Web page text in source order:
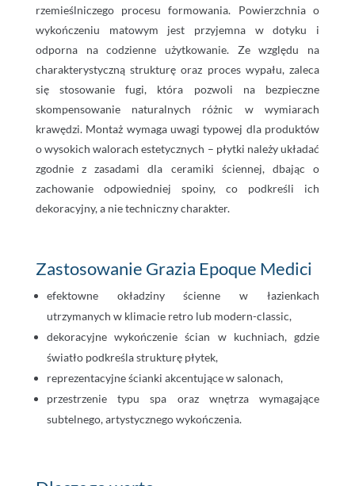
rzemieślniczego procesu formowania. Powierzchnia o
wykończeniu matowym jest przyjemna w dotyku i
odporna na codzienne użytkowanie. Ze względu na
charakterystyczną strukturę oraz proces wypału, zaleca
się stosowanie fugi, która pozwoli na bezpieczne
skompensowanie naturalnych różnic w wymiarach
krawędzi. Montaż wymaga uwagi typowej dla produktów
o wysokich walorach estetycznych – płytki należy układać
zgodnie z zasadami dla ceramiki ściennej, dbając o
zachowanie odpowiedniej spoiny, co podkreśli ich
dekoracyjny, a nie techniczny charakter.
Zastosowanie Grazia Epoque Medici
efektowne okładziny ścienne w łazienkach
utrzymanych w klimacie retro lub modern-classic,
dekoracyjne wykończenie ścian w kuchniach, gdzie
światło podkreśla strukturę płytek,
reprezentacyjne ścianki akcentujące w salonach,
przestrzenie typu spa oraz wnętrza wymagające
subtelnego, artystycznego wykończenia.